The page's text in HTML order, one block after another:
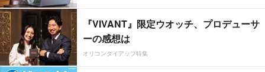
『VIVANT』限定ウオッチ、プロデューサ
ーの感想は
オリコンタイアップ特集